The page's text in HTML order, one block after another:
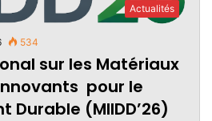
Actualités
534
sur les Matériaux
pour le
Durable (MIIDD’26)